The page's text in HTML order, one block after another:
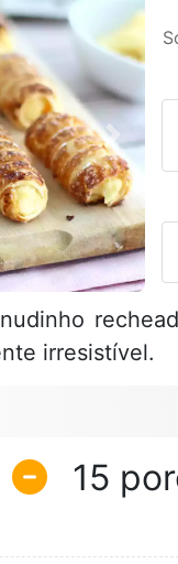
Next
irresistível.
15